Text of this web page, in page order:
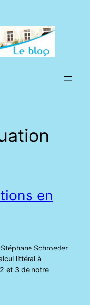
en
Schroeder
littéral à
et 3 de notre